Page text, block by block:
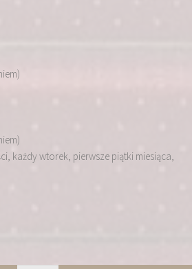
każdy wtorek, pierwsze piątki miesiąca,